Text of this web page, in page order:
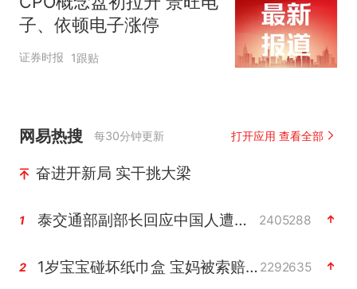
子、依顿电子涨停
证券时报 1跟贴
网易热搜 每30分钟更新 打开应用 查看全部
奋进开新局 实干挑大梁
1 泰交通部副部长回应中国人遭歧视手势 2405288
2 1岁宝宝碰坏纸巾盒 宝妈被索赔924元 2292635